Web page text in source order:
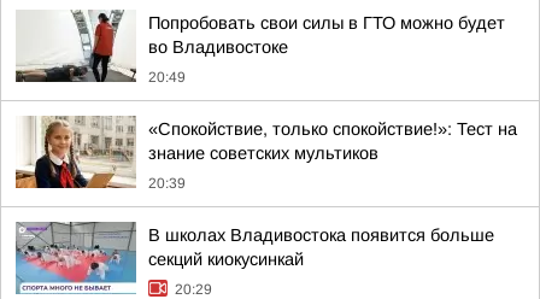
Попробовать свои силы в ГТО можно будет
во Владивостоке
20:49
«Спокойствие, только спокойствие!»: Тест на
знание советских мультиков
20:39
В школах Владивостока появится больше
секций киокусинкай
20:29